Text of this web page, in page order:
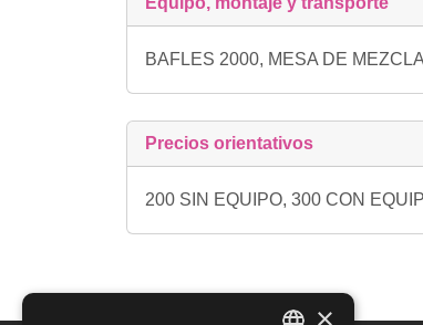
BAFLES 2000, MESA DE
Precios orientativos
200 SIN EQUIPO, 300 CON
×